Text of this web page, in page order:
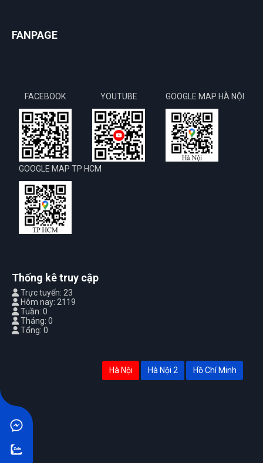
FANPAGE
FACEBOOK YOUTUBE GOOGLE MAP HÀ NỘI
GOOGLE MAP TP HCM
Thống kê truy cập
Trực tuyến: 23
Hôm nay: 2119
Tuần: 0
Tháng: 0
Tổng: 0
Hà Nội Hà Nội 2 Hồ Chí Minh